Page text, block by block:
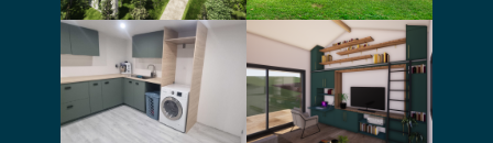
Aménagement
d’une buanderie
en sous-sol
Rénovation,
extension d’une
petite maison
mitoyenne,
agencement
intérieur